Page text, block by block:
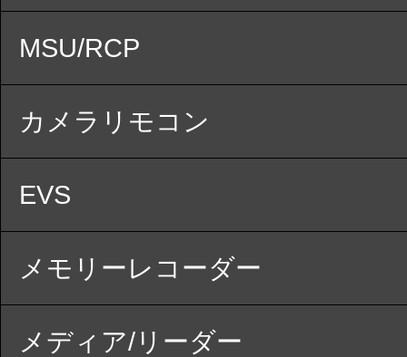
MSU/RCP
カメラリモコン
EVS
メモリーレコーダー
メディア/リーダー